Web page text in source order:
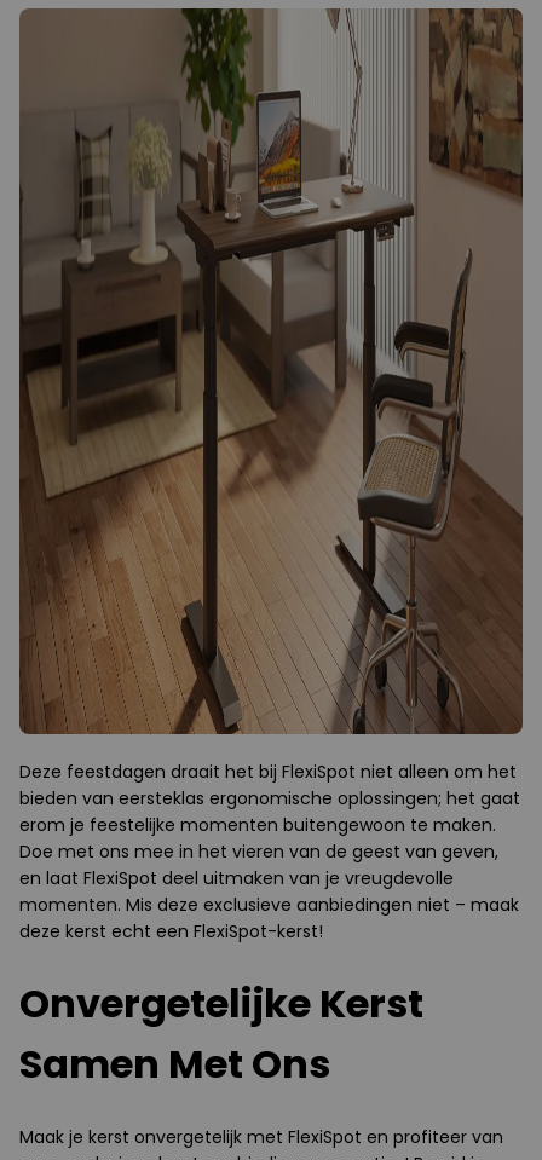
Deze feestdagen draait het bij FlexiSpot niet alleen om het
bieden van eersteklas ergonomische oplossingen; het gaat
erom je feestelijke momenten buitengewoon te maken.
Doe met ons mee in het vieren van de geest van geven,
en laat FlexiSpot deel uitmaken van je vreugdevolle
momenten. Mis deze exclusieve aanbiedingen niet – maak
deze kerst echt een FlexiSpot-kerst!
Onvergetelijke Kerst
Samen Met Ons
Maak je kerst onvergetelijk met FlexiSpot en profiteer van